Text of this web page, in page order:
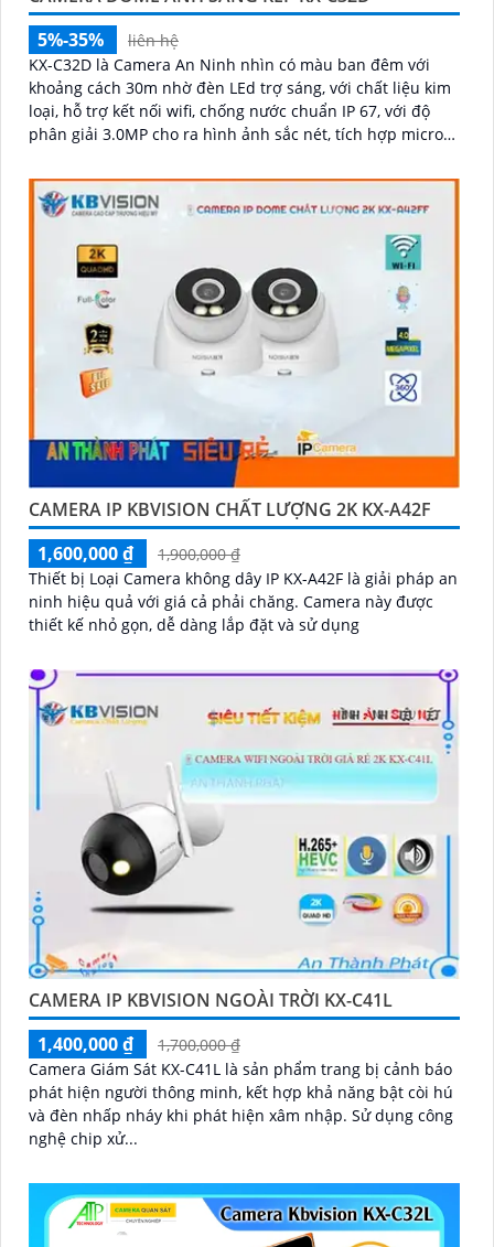
5%-35%
liên hệ
KX-C32D là Camera An Ninh nhìn có màu ban đêm với
khoảng cách 30m nhờ đèn LEd trợ sáng, với chất liệu kim
loại, hỗ trợ kết nối wifi, chống nước chuẩn IP 67, với độ
phân giải 3.0MP cho ra hình ảnh sắc nét, tích hợp micro
CAMERA IP KBVISION CHẤT LƯỢNG 2K KX-A42F
1,600,000 ₫
1,900,000 ₫
Thiết bị Loại Camera không dây IP KX-A42F là giải pháp an
ninh hiệu quả với giá cả phải chăng. Camera này được
thiết kế nhỏ gọn, dễ dàng lắp đặt và sử dụng
CAMERA IP KBVISION NGOÀI TRỜI KX-C41L
1,400,000 ₫
1,700,000 ₫
Camera Giám Sát KX-C41L là sản phẩm trang bị cảnh báo
phát hiện người thông minh, kết hợp khả năng bật còi hú
và đèn nhấp nháy khi phát hiện xâm nhập. Sử dụng công
nghệ chip xử...